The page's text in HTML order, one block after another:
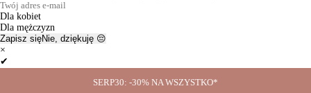
SERP30: -30% NA WSZYSTKO*
Dla kobiet
Dla mężczyzn
Zapisz sięNie, dziękuję 😔
×
✔
Thanks for the subscription!